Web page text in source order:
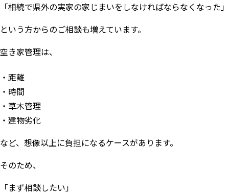
「相続で県外の実家の家じまいをしなければならなくなった」
という方からのご相談も増えています。
空き家管理は、
距離
時間
草木管理
建物劣化
など、想像以上に負担になるケースがあります。
そのため、
「まず相談したい」